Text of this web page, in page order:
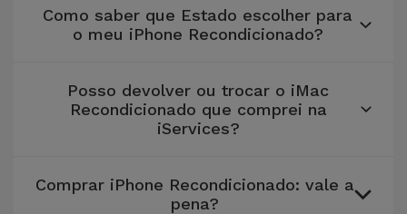
Como saber que Estado escolher para
o meu iPhone Recondicionado?
Posso devolver ou trocar o iMac
Recondicionado que comprei na
iServices?
Comprar iPhone Recondicionado: vale a
pena?